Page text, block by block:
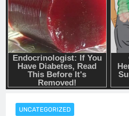
UNCATEGORIZED